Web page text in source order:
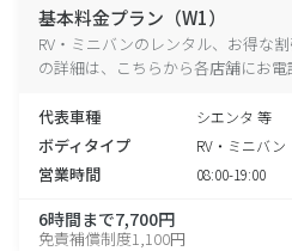
基本料金プラン（W1）
RV・ミニバンのレンタル、お得な
の詳細は、こちらから各店舗にお電
代表車種 シエンタ 等
ボディタイプ RV・ミニバン
営業時間 08:00-19:00
6時間まで7,700円
免責補償制度1,100円